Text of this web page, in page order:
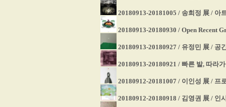
20180913-20181005 / 송희정 展 / 아
20180913-20180930 / Open Recent
20180913-20180927 / 유정민 展 / 공
20180913-20180921 / 빠른 발, 따라
20180912-20181007 / 이인성 展 / 프
20180912-20180918 / 김영권 展 / 인